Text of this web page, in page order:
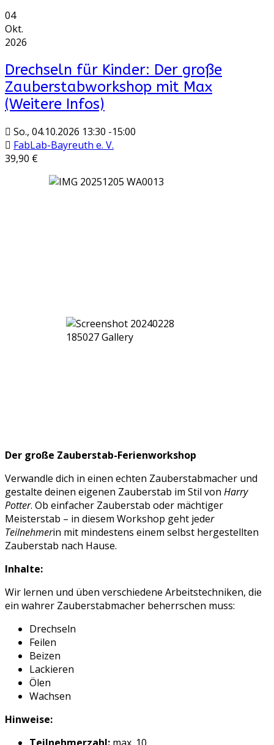
04
Okt.
2026
Drechseln für Kinder: Der große
Zauberstabworkshop mit Max
(Weitere Infos)
So., 04.10.2026 13:30 -15:00
FabLab-Bayreuth e. V.
39,90 €
Der große Zauberstab-Ferienworkshop
Verwandle dich in einen echten Zauberstabmacher und
gestalte deinen eigenen Zauberstab im Stil von Harry
Potter. Ob einfacher Zauberstab oder mächtiger
Meisterstab – in diesem Workshop geht jeder
Teilnehmerin mit mindestens einem selbst hergestellten
Zauberstab nach Hause.
Inhalte:
Wir lernen und üben verschiedene Arbeitstechniken, die
ein wahrer Zauberstabmacher beherrschen muss:
Drechseln
Feilen
Beizen
Lackieren
Ölen
Wachsen
Hinweise: